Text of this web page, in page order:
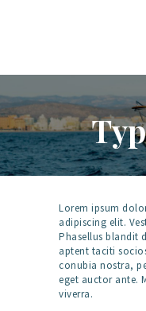
HOME
CHI
MODELLI
SERVIZI
FIERE
Lorem ipsum
adipiscing elit.
Phasellus blandit
aptent taciti
conubia nostra,
eget auctor ante.
viverra.